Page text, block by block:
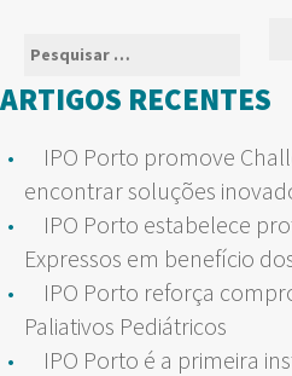
Pesquisar
por:
ARTIGOS RECENTES
IPO Porto promove
encontrar soluções
IPO Porto estabelece
Expressos em benefício
IPO Porto reforça
Paliativos Pediátricos
IPO Porto é a primeira